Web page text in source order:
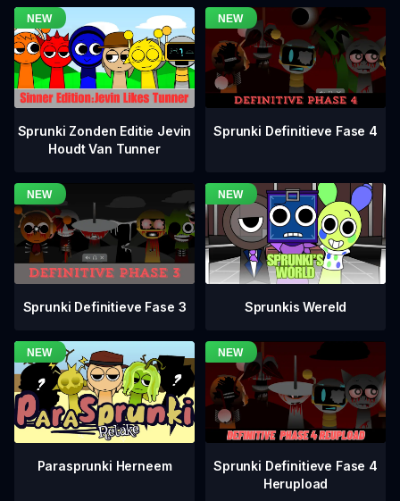
Sprunki Zonden Editie Jevin
Houdt Van Tunner
Sprunki Definitieve Fase 4
Sprunki Definitieve Fase 3 Sprunkis Wereld
Parasprunki Herneem
Sprunki Definitieve Fase 4
Herupload